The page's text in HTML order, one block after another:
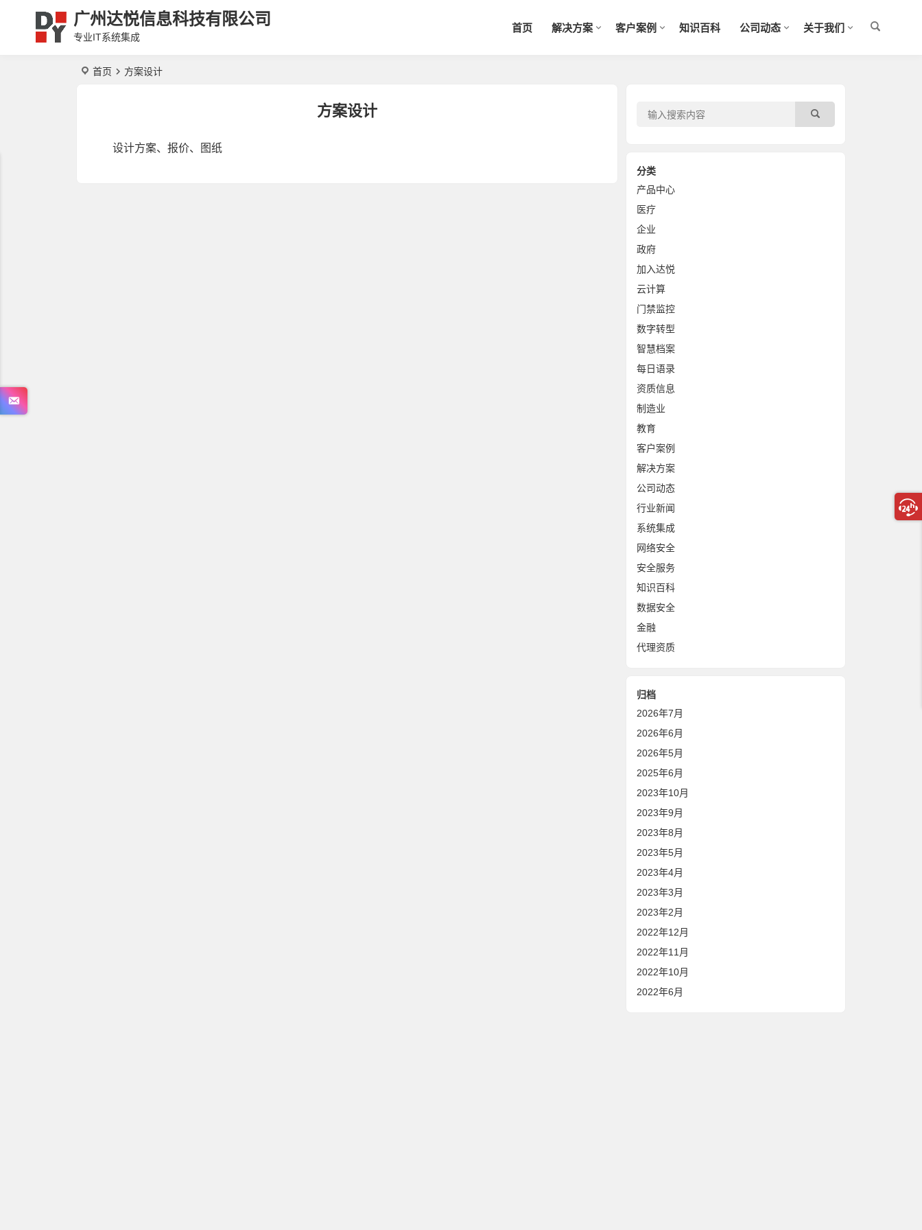
广州达悦信息科技有限公司
专业IT系统集成
首页 解决方案 客户案例 知识百科 公司动态 关于我们
首页 方案设计
方案设计
设计方案、报价、图纸
分类
产品中心
医疗
企业
政府
加入达悦
云计算
门禁监控
数字转型
智慧档案
每日语录
资质信息
制造业
教育
客户案例
解决方案
公司动态
行业新闻
系统集成
网络安全
安全服务
知识百科
数据安全
金融
代理资质
归档
2026年7月
2026年6月
2026年5月
2025年6月
2023年10月
2023年9月
2023年8月
2023年5月
2023年4月
2023年3月
2023年2月
2022年12月
2022年11月
2022年10月
2022年6月